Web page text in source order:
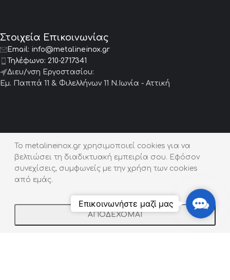
Στοιχεία Επικοινωνίας
Email: info@metalineinox.gr
Τηλέφωνο: 210-2717341
Διευ/νση Εργοστασίου:
Εμ. Παππά 11 & Φιλελλήνων 11 Ν.Ιωνία - Αττική
Προϊόντα
Μεταλλικά Έπιπλα
Μεταλλικά Συντριβάνια
Μεταλλικές Σκάλες
Πόρτες – Γκαραζόπορτες
ShopFiltersWishlistCart
My account
To metalineinox.gr χρησιμοποιεί cookies για να
βελτιώσει τη διαδικτυακή εμπειρία σου. Εφόσον
συνεχίσεις, συμφωνείς με την χρήση των cookies
από εμάς.
ΑΠΟΔΕΧΟΜΑΙ
Contact
Us
Επικοινωνήστε μαζί μας